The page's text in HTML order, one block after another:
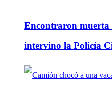
Encontraron muerta
intervino la Policía